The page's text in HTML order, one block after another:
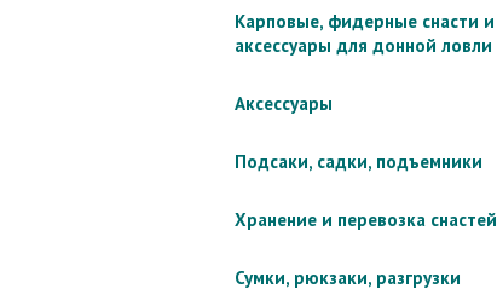
Карповые, фидерные снасти и
аксессуары для донной ловли
Аксессуары
Подсаки, садки, подъемники
Хранение и перевозка снастей
Сумки, рюкзаки, разгрузки